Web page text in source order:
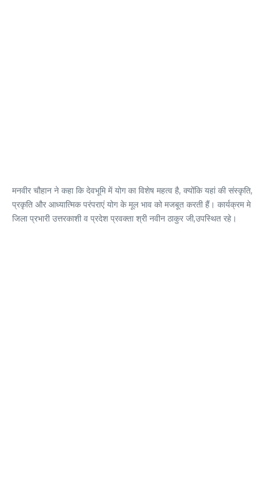
मनवीर चौहान ने कहा कि देवभूमि में योग का विशेष महत्व है, क्योंकि यहां की संस्कृति,
प्रकृति और आध्यात्मिक परंपराएं योग के मूल भाव को मजबूत करती हैं। कार्यक्रम मे
जिला प्रभारी उत्तरकाशी व प्रदेश प्रवक्ता श्री नवीन ठाकुर जी,उपस्थित रहे।